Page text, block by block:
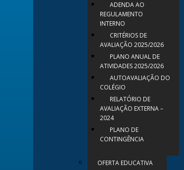
ADENDA AO
REGULAMENTO
INTERNO
CRITÉRIOS DE
AVALIAÇÃO 2025/2026
PLANO ANUAL DE
ATIVIDADES 2025/2026
AUTOAVALIAÇÃO DO
COLÉGIO
RELATÓRIO DE
AVALIAÇÃO EXTERNA –
2024
PLANO DE
CONTINGÊNCIA
OFERTA EDUCATIVA